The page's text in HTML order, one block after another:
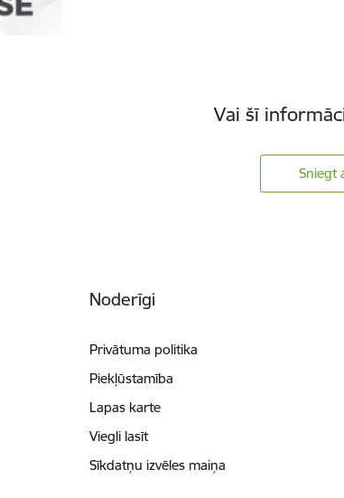
Vai šī
Sniegt
Noderīgi
Privātuma politika
Piekļūstamība
Lapas karte
Viegli lasīt
Sīkdatņu izvēles maiņa